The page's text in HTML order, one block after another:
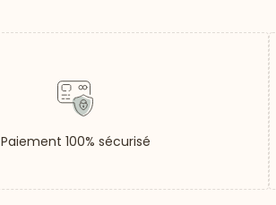
Paiement 100% sécurisé